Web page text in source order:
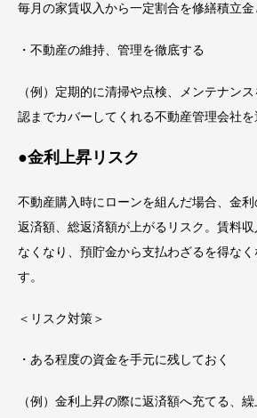
毎月の家賃収入から一定割合を修繕積立
・不動産の維持、管理を徹底する
（例）定期的に清掃や点検、メンテナン
認までカバーしてくれる不動産管理会社
●金利上昇リスク
不動産購入時にローンを組んだ場合、金
返済額、総返済額が上がるリスク。賃料
なくなり、預貯金から支払わざるを得な
す。
＜リスク対策＞
・ある程度の資金を手元に残しておく
（例）金利上昇の際に返済額へ充てる、